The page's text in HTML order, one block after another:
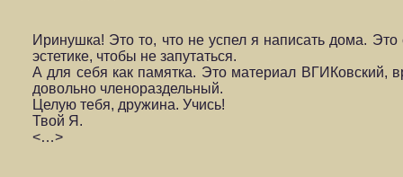
Иринушка! Это то, что не успел я написать дома. Это
эстетике, чтобы не запутаться.
А для себя как памятка. Это материал ВГИКовский,
довольно членораздельный.
Целую тебя, дружина. Учись!
Твой Я.
<…>